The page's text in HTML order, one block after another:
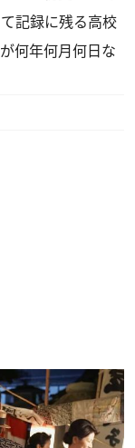
記録に残る高校
何年何月何日な